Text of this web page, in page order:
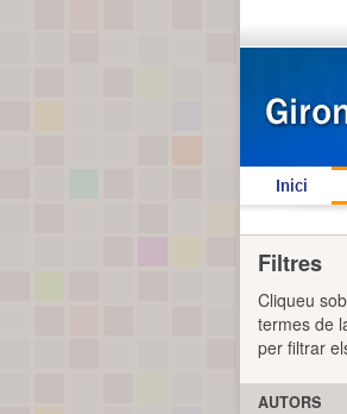
Inici
Filtres
Cliqueu
termes de
per filtrar
AUTORS